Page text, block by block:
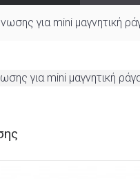
για mini μαγνητική
για mini μαγνητική